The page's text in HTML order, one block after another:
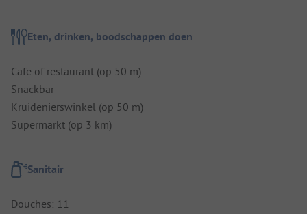
Eten, drinken, boodschappen doen
Cafe of restaurant (op 50 m)
Snackbar
Kruidenierswinkel (op 50 m)
Supermarkt (op 3 km)
Sanitair
Douches: 11